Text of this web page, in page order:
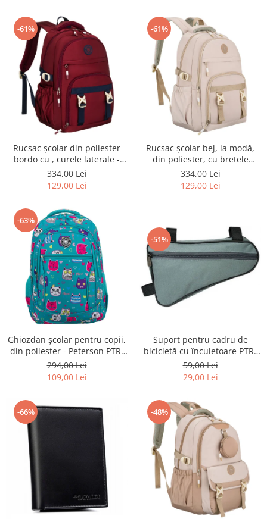
-61%
Rucsac școlar din poliester
bordo cu , curele laterale -
Peterson PTR-PTN 8594-1402
BORDO
334,00 Lei
129,00 Lei
-61%
Rucsac școlar bej, la modă,
din poliester, cu bretele
reglabile - Peterson PTR-PTN
8594-1389 BEIGE
334,00 Lei
129,00 Lei
-63%
Ghiozdan școlar pentru copii,
din poliester - Peterson PTR-
PTN BIEDRONKA G28
294,00 Lei
109,00 Lei
-51%
Suport pentru cadru de
bicicletă cu încuietoare PTR-
AR-S-101
59,00 Lei
29,00 Lei
-66% -48%